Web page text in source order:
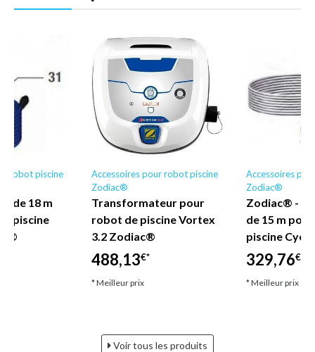
robot piscine
de 18 m
piscine
Accessoires pour robot piscine
Zodiac®
Transformateur pour
robot de piscine Vortex
3.2 Zodiac®
488,13€*
* Meilleur prix
Accessoires
Zodiac®
Zodiac® -
de 15 m
piscine
329,76€*
* Meilleur prix
Voir tous les produits